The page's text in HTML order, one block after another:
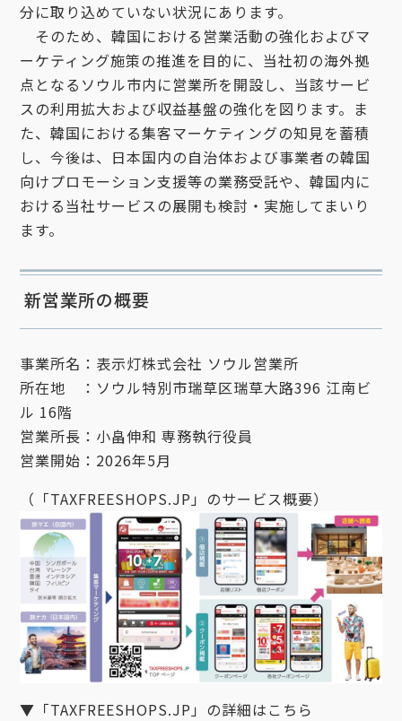
分に取り込めていない状況にあります。
そのため、韓国における営業活動の強化およびマ
ーケティング施策の推進を目的に、当社初の海外拠
点となるソウル市内に営業所を開設し、当該サービ
スの利用拡大および収益基盤の強化を図ります。ま
た、韓国における集客マーケティングの知見を蓄積
し、今後は、日本国内の自治体および事業者の韓国
向けプロモーション支援等の業務受託や、韓国内に
おける当社サービスの展開も検討・実施してまいり
ます。
新営業所の概要
事業所名：表示灯株式会社 ソウル営業所
所在地 ：ソウル特別市瑞草区瑞草大路396 江南ビ
ル 16階
営業所長：小畠伸和 専務執行役員
営業開始：2026年5月
（「TAXFREESHOPS.JP」のサービス概要）
▼「TAXFREESHOPS.JP」の詳細はこちら